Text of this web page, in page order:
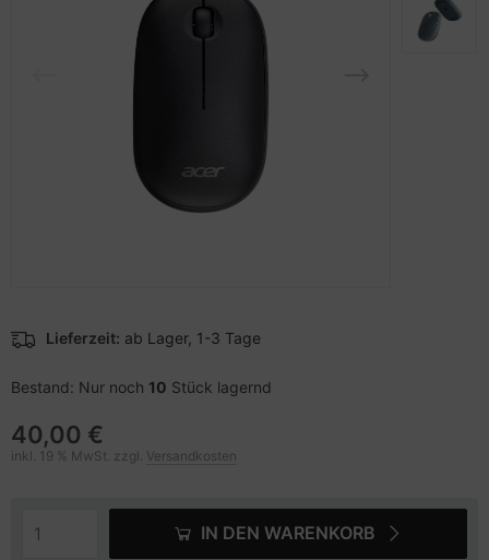
Lieferzeit: ab Lager, 1-3 Tage
Bestand: Nur noch 10 Stück lagernd
40,00 €
inkl. 19 % MwSt. zzgl. Versandkosten
IN DEN WARENKORB
Mobiltelefone
Netzwerkgeräte
Folien, Etiketten
& Tragebehältnisse
CD-/DVD-Rohlinge
Tinten Minen